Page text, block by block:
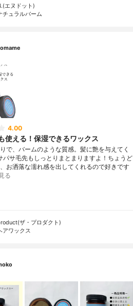
エヌドット)
チュラルバーム
4.00
使える！保湿できるワックス
で、バームのような質感。髪に艶を与えてく
パサ毛先もしっとりまとまりますよ！ちょうど
お洒落な濡れ感を出してくれるので好きです
る
ザ・プロダクト)
アワックス